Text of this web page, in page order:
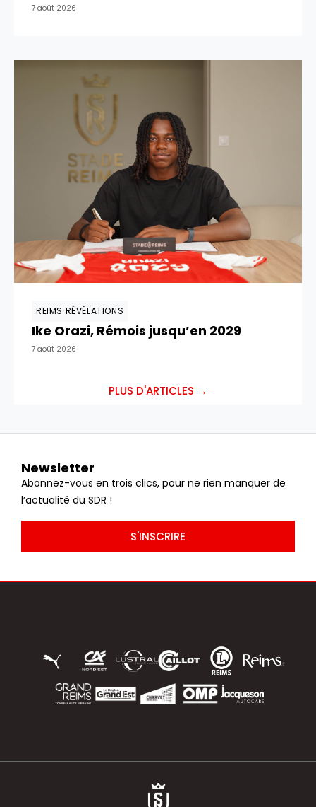
7 août 2026
REIMS RÉVÉLATIONS
Ike Orazi, Rémois jusqu’en 2029
7 août 2026
PLUS D'ARTICLES →
Newsletter
Abonnez-vous en trois clics, pour ne rien manquer de
l’actualité du SDR !
S'INSCRIRE